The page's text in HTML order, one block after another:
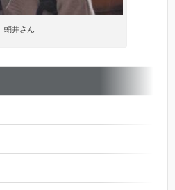
蛸井さん